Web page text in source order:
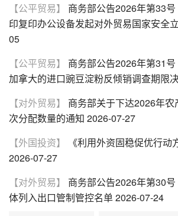
【公平贸易】
商务部公告2026年第33
印复印办公设备发起对外贸易国家安全
05
【公平贸易】
商务部公告2026年第31
加拿大的进口豌豆淀粉反倾销调查期限
【对外贸易】
商务部关于下达2026年
次分配数量的通知 2026-07-27
【外国投资】
《利用外资固稳促优行动
2026-07-27
【对外贸易】
商务部公告2026年第30
体列入出口管制管控名单2026-07-24